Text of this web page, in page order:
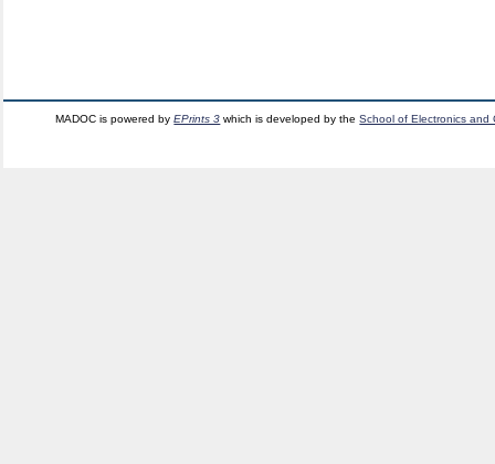
MADOC is powered byEPrints 3 which is developed by theSchool of Electronics and